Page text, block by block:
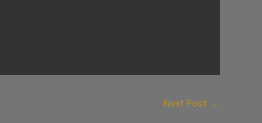
Next Post →